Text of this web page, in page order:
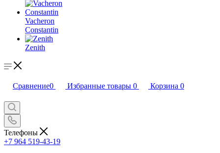
Vacheron
Constantin
Zenith
Сравнение0 Избранные товары 0 Корзина 0
Телефоны
+7 964 519-43-19